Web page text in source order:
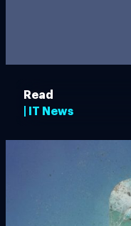
Read
| IT News